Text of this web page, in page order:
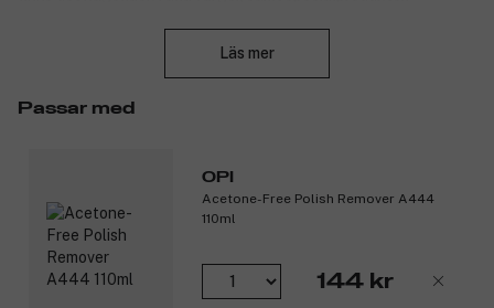
- OPI är ett färgföretag och har ett av världens mest omfattande
- Har vunnit otaliga utmärkelser både i USA och i andra länder.
- Är världskända.
-Perferkt resultat.
- Flagar inte.
- Är utformad för professionell användning.
Läs mer
Passar med
OPI
Acetone-Free Polish Remover A444
110ml
144 kr